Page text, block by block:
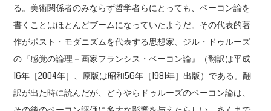
る。美術関係者のみならず哲学者らにとっても、ベーコン論を
書くことはほとんどブームになっていたようだ。その代表的著
作がポスト・モダニズムを代表する思想家、ジル・ドゥルーズ
の『感覚の論理－画家フランシス・ベーコン論』（翻訳は平成
16年［2004年］、原版は昭和56年［1981年］出版）である。翻
訳が出た時に読んだが、どうやらドゥルーズのベーコン論は、